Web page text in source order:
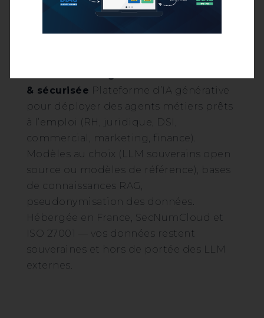
courante horodatée et traçabilité,
minutes. Deux périmètres : GDC (cellule
& sécurisée Plateforme d’IA générative
pour déployer des agents métiers prêts
à l’emploi (RH, juridique, DSI,
commercial, marketing, finance).
Modèles au choix (LLM souverains open
source ou modèles de référence), bases
de connaissances RAG,
pseudonymisation des données.
Hébergée en France, SecNumCloud et
ISO 27001 — vos données restent
souveraines et hors de portée des LLM
externes.